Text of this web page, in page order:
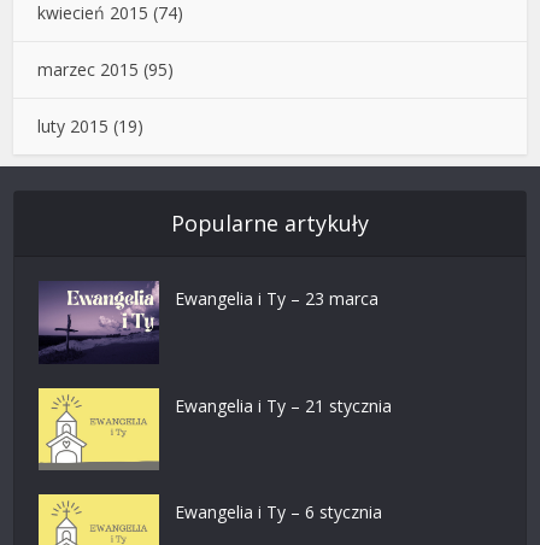
kwiecień 2015 (74)
marzec 2015 (95)
luty 2015 (19)
Popularne artykuły
Ewangelia i Ty – 23 marca
Ewangelia i Ty – 21 stycznia
Ewangelia i Ty – 6 stycznia